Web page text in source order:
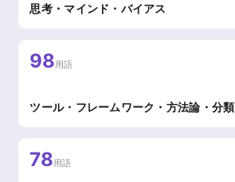
思考・マインド・バイアス
98用語
ツール・フレームワーク・方法論・分類
78用語